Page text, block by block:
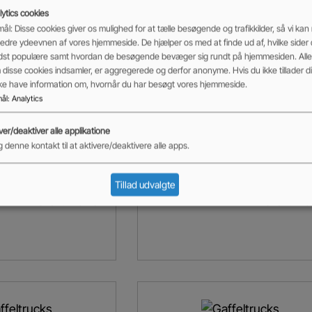
,Brugt eltruck
Byggehøjd
e
2120
Clark GEX25
Art
Brugte maskiner,Brugt eltruck
Kapacitet LøftehøjdeByggehøjd
Tilføj til kurv
ekskl.
cookies
Disse cookies giver os mulighed for at tælle besøgende og trafikkilder, så vi kan
ydeevnen af vores hjemmeside. De hjælper os med at finde ud af, hvilke sider
populære samt hvordan de besøgende bevæger sig rundt på hjemmesiden.
disse cookies indsamler, er aggregerede og derfor anonyme. Hvis du ikke tillader
have information om, hvornår du har besøgt vores hjemmeside.
: Analytics
deaktiver alle applikatione
denne kontakt til at aktivere/deaktivere alle apps.
Tillad udvalgte